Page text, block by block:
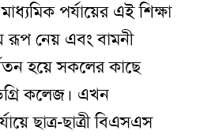
পর্যায়ের এই শিক্ষা
রূপ নেয় এবং বামনী
হয়ে সকলের কাছে
কলেজ। এখন
ছাত্র-ছাত্রী বিএসএস